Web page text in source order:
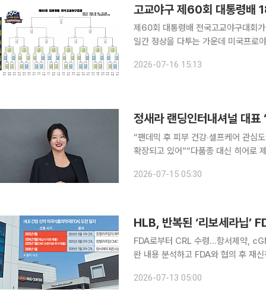
고교야구 제60회 대통령배
제60회 대통령배 전국고교야구대회
일간 정상을 다투는 가운데 미국프로
이다. 최근 MLB 애리조나 다이아몬
2026-07-16 15:13
“팬데믹 후 피부 건강‧셀프케어 관심
확장되고 있어”“다품종 대신 히어로
‘내셔널 K뷰티 위크’를 마쳤다. 미국
2026-07-15 05:30
HLB, 반복된 ‘리보세라닙’
FDA로부터 CRL 수령…항서제약,
완 내용 분석하고 FDA와 협의 후 재신청” HLB의 간암 신약이 미국 진출에 또 다시 제동
라닙·캄렐리주맙’ 병용요법의 신약허
2026-07-13 05:00